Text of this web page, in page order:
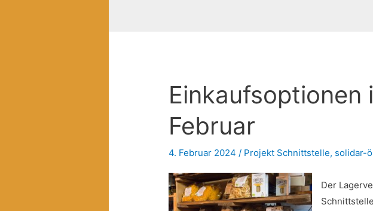
Einkaufsoptionen
Februar
4. Februar 2024 / Projekt Schnittstelle, solidar-
Der